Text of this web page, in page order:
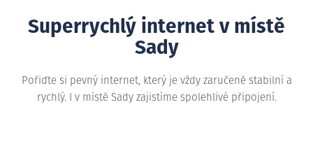
Superrychlý internet v místě
Sady
Pořiďte si pevný internet, který je vždy zaručeně stabilní a
rychlý. I v místě Sady zajistíme spolehlivé připojení.